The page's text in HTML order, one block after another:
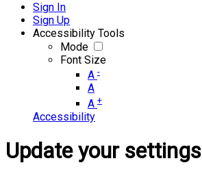
Sign In
Sign Up
Accessibility Tools
Mode
Font Size
A -
A
A +
Accessibility
Update your settings